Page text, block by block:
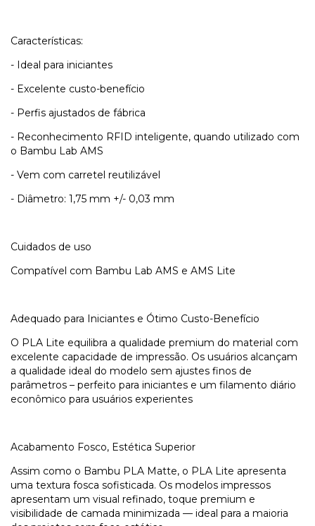
Características:
- Ideal para iniciantes
- Excelente custo-benefício
- Perfis ajustados de fábrica
- Reconhecimento RFID inteligente, quando utilizado com
o Bambu Lab AMS
- Vem com carretel reutilizável
- Diâmetro: 1,75 mm +/- 0,03 mm
Cuidados de uso
Compatível com Bambu Lab AMS e AMS Lite
Adequado para Iniciantes e Ótimo Custo-Benefício
O PLA Lite equilibra a qualidade premium do material com
excelente capacidade de impressão. Os usuários alcançam
a qualidade ideal do modelo sem ajustes finos de
parâmetros – perfeito para iniciantes e um filamento diário
econômico para usuários experientes
Acabamento Fosco, Estética Superior
Assim como o Bambu PLA Matte, o PLA Lite apresenta
uma textura fosca sofisticada. Os modelos impressos
apresentam um visual refinado, toque premium e
visibilidade de camada minimizada — ideal para a maioria